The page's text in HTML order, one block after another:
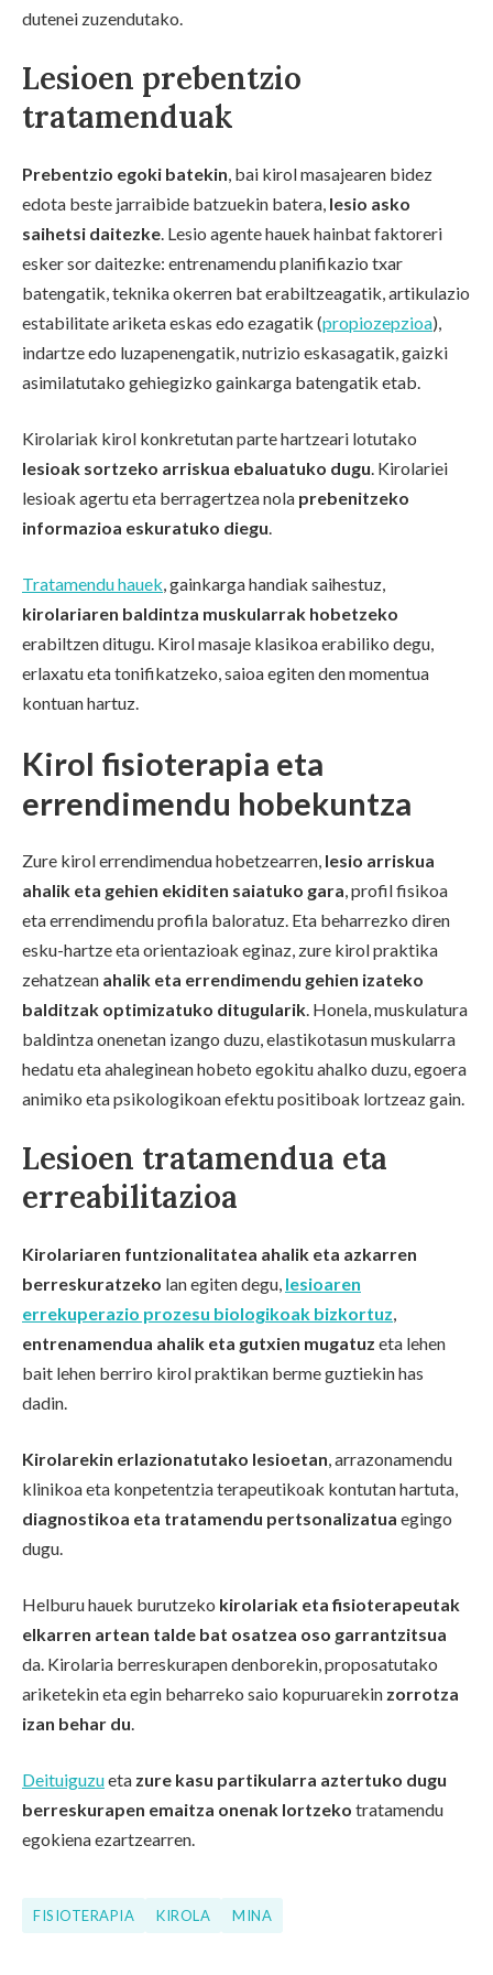
dutenei zuzendutako.
Lesioen prebentzio
tratamenduak
Prebentzio egoki batekin, bai kirol masajearen bidez
edota beste jarraibide batzuekin batera, lesio asko
saihetsi daitezke. Lesio agente hauek hainbat faktoreri
esker sor daitezke: entrenamendu planifikazio txar
batengatik, teknika okerren bat erabiltzeagatik, artikulazio
estabilitate ariketa eskas edo ezagatik (propiozepzioa),
indartze edo luzapenengatik, nutrizio eskasagatik, gaizki
asimilatutako gehiegizko gainkarga batengatik etab.
Kirolariak kirol konkretutan parte hartzeari lotutako
lesioak sortzeko arriskua ebaluatuko dugu. Kirolariei
lesioak agertu eta berragertzea nola prebenitzeko
informazioa eskuratuko diegu.
Tratamendu hauek, gainkarga handiak saihestuz,
kirolariaren baldintza muskularrak hobetzeko
erabiltzen ditugu. Kirol masaje klasikoa erabiliko degu,
erlaxatu eta tonifikatzeko, saioa egiten den momentua
kontuan hartuz.
Kirol fisioterapia eta
errendimendu hobekuntza
Zure kirol errendimendua hobetzearren, lesio arriskua
ahalik eta gehien ekiditen saiatuko gara, profil fisikoa
eta errendimendu profila baloratuz. Eta beharrezko diren
esku-hartze eta orientazioak eginaz, zure kirol praktika
zehatzean ahalik eta errendimendu gehien izateko
balditzak optimizatuko ditugularik. Honela, muskulatura
baldintza onenetan izango duzu, elastikotasun muskularra
hedatu eta ahaleginean hobeto egokitu ahalko duzu, egoera
animiko eta psikologikoan efektu positiboak lortzeaz gain.
Lesioen tratamendua eta
erreabilitazioa
Kirolariaren funtzionalitatea ahalik eta azkarren
berreskuratzeko lan egiten degu, lesioaren
errekuperazio prozesu biologikoak bizkortuz,
entrenamendua ahalik eta gutxien mugatuz eta lehen
bait lehen berriro kirol praktikan berme guztiekin has
dadin.
Kirolarekin erlazionatutako lesioetan, arrazonamendu
klinikoa eta konpetentzia terapeutikoak kontutan hartuta,
diagnostikoa eta tratamendu pertsonalizatua egingo
dugu.
Helburu hauek burutzeko kirolariak eta fisioterapeutak
elkarren artean talde bat osatzea oso garrantzitsua
da. Kirolaria berreskurapen denborekin, proposatutako
ariketekin eta egin beharreko saio kopuruarekin zorrotza
izan behar du.
Deituiguzueta zure kasu partikularra aztertuko dugu
berreskurapen emaitza onenak lortzeko tratamendu
egokiena ezartzearren.
FISIOTERAPIA KIROLA MINA